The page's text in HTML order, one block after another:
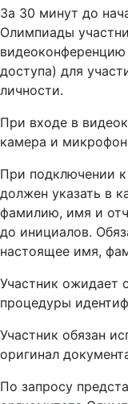
За 30 минут до
Олимпиады
доступа) для
личности.
При входе в
камера и
При подключении
должен указать в
фамилию, имя и
до инициалов.
настоящее имя,
Участник ожидает
процедуры
Участник обязан
оригинал
По запросу